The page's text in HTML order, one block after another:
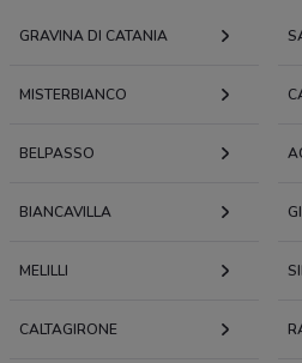
GRAVINA DI CATANIA
MISTERBIANCO
BELPASSO
BIANCAVILLA
MELILLI
CALTAGIRONE